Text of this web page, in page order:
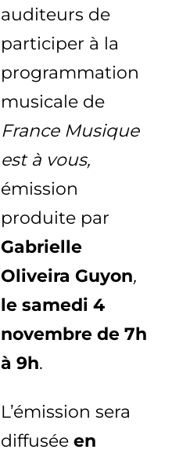
auditeurs de
participer à la
programmation
musicale de
France Musique
est à vous,
émission
produite par
Gabrielle
Oliveira Guyon,
le samedi 4
novembre de 7h
à 9h.
L’émission sera
diffusée en